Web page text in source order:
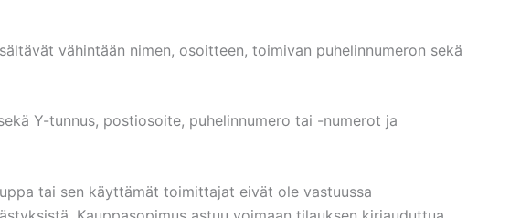
vähintään nimen, osoitteen, toimivan puhelinnumeron sekä
Y-tunnus, postiosoite, puhelinnumero tai -numerot ja
tai sen käyttämät toimittajat eivät ole vastuussa